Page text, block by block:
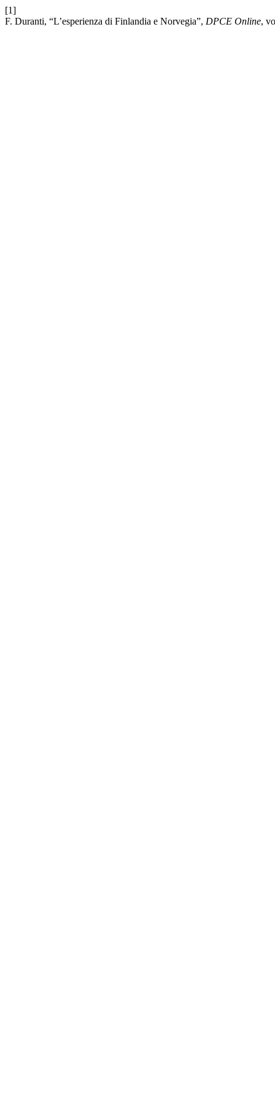
[1]
F. Duranti, “L’esperienza di Finlandia e Norvegia”, DPCE Online,